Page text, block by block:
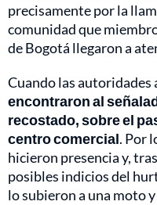
precisamente por la
comunidad que
de Bogotá llegaron a
Cuando las
encontraron al
recostado, sobre el
centro comercial. Por
hicieron presencia y,
posibles indicios del
lo subieron a una moto